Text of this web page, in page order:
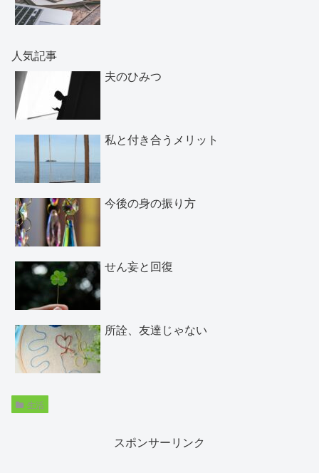
人気記事
夫のひみつ
私と付き合うメリット
今後の身の振り方
せん妄と回復
所詮、友達じゃない
生活
スポンサーリンク